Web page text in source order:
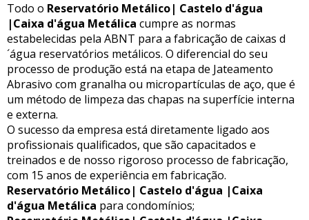
Todo o Reservatório Metálico| Castelo d'água
|Caixa d'água Metálica cumpre as normas
estabelecidas pela ABNT para a fabricação de caixas d
´água reservatórios metálicos. O diferencial do seu
processo de produção está na etapa de Jateamento
Abrasivo com granalha ou micropartículas de aço, que é
um método de limpeza das chapas na superfície interna
e externa.
O sucesso da empresa está diretamente ligado aos
profissionais qualificados, que são capacitados e
treinados e de nosso rigoroso processo de fabricação,
com 15 anos de experiência em fabricação.
Reservatório Metálico| Castelo d'água |Caixa
d'água Metálica para condomínios;